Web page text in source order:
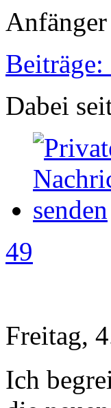
Anfänger
Beiträge:
Dabei
49
Freitag,
Ich